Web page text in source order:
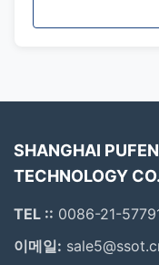
SHANGHAI
TECHNOLOGY
TEL :: 0086-21-
이메일: